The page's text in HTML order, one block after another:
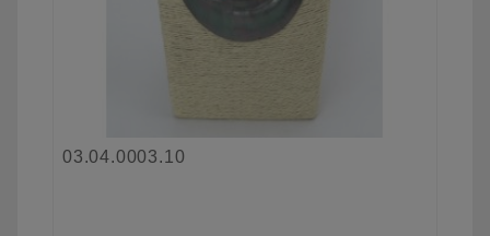
03.04.0003.10